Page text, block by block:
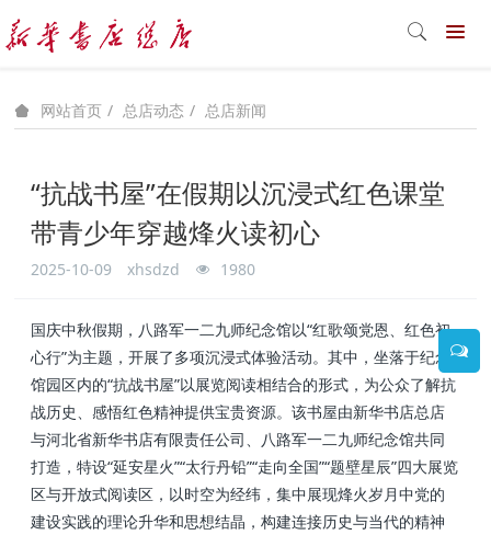
网站首页 总店动态 总店新闻
“抗战书屋”在假期以沉浸式红色课堂
带青少年穿越烽火读初心
2025-10-09 xhsdzd 1980
国庆中秋假期，八路军一二九师纪念馆以“红歌颂党恩、红色初
心行”为主题，开展了多项沉浸式体验活动。其中，坐落于纪念
馆园区内的“抗战书屋”以展览阅读相结合的形式，为公众了解抗
战历史、感悟红色精神提供宝贵资源。该书屋由新华书店总店
与河北省新华书店有限责任公司、八路军一二九师纪念馆共同
打造，特设“延安星火”“太行丹铅”“走向全国”“题壁星辰”四大展览
区与开放式阅读区， 以时空为经纬，集中展现烽火岁月中党的
建设实践的理论升华和思想结晶，构建连接历史与当代的精神